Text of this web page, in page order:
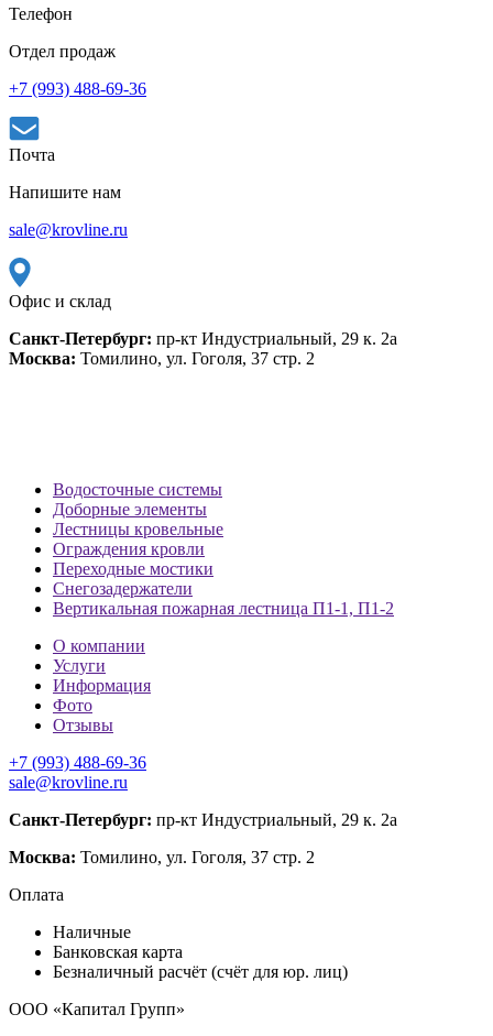
Телефон
Отдел продаж
+7 (993) 488-69-36
Почта
Напишите нам
sale@krovline.ru
Офис и склад
Санкт-Петербург: пр-кт Индустриальный, 29 к. 2а
Москва: Томилино, ул. Гоголя, 37 стр. 2
Водосточные системы
Доборные элементы
Лестницы кровельные
Ограждения кровли
Переходные мостики
Снегозадержатели
Вертикальная пожарная лестница П1-1, П1-2
О компании
Услуги
Информация
Фото
Отзывы
+7 (993) 488-69-36
sale@krovline.ru
Санкт-Петербург: пр-кт Индустриальный, 29 к. 2а
Москва: Томилино, ул. Гоголя, 37 стр. 2
Оплата
Наличные
Банковская карта
Безналичный расчёт (счёт для юр. лиц)
ООО «Капитал Групп»